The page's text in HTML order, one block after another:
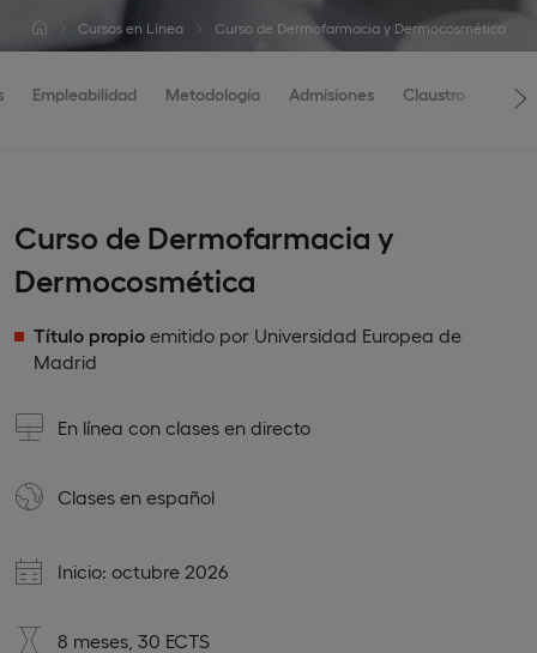
Cursos en Línea Curso de Dermofarmacia y Dermocosmética
Empleabilidad Metodología Admisiones Claustro
Curso de Dermofarmacia y
Dermocosmética
Título propio emitido por Universidad Europea de
Madrid
En línea con clases en directo
Clases en español
Inicio: octubre 2026
8 meses, 30 ECTS